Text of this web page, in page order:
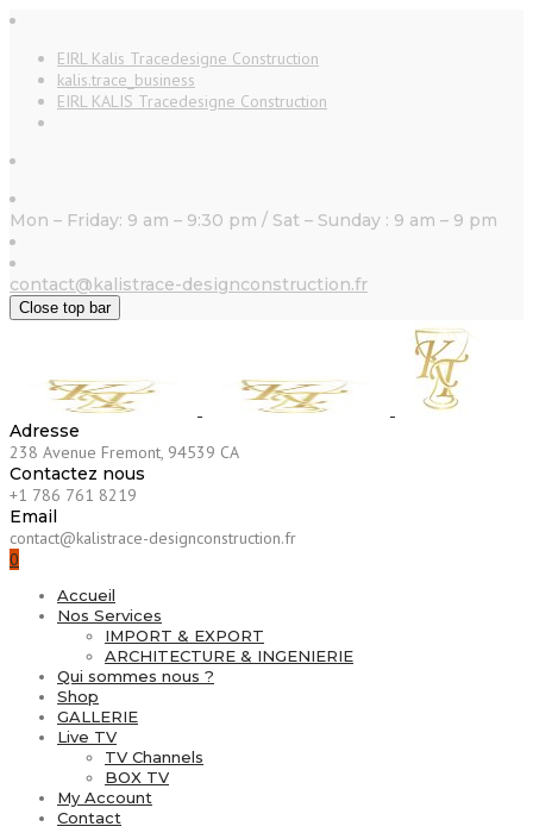
EIRL Kalis Tracedesigne Construction
kalis.trace_business
EIRL KALIS Tracedesigne Construction
Mon – Friday: 9 am – 9:30 pm / Sat – Sunday : 9 am – 9 pm
contact@kalistrace-designconstruction.fr
Close top bar
Adresse
238 Avenue Fremont, 94539 CA
Contactez nous
+1 786 761 8219
Email
contact@kalistrace-designconstruction.fr
0
Accueil
Nos Services
IMPORT & EXPORT
ARCHITECTURE & INGENIERIE
Qui sommes nous ?
Shop
GALLERIE
Live TV
TV Channels
BOX TV
My Account
Contact